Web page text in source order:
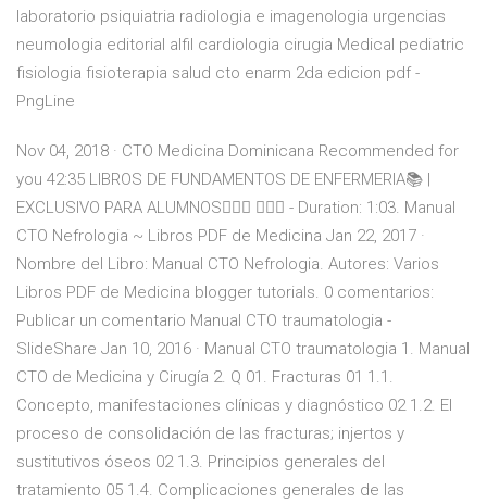
laboratorio psiquiatria radiologia e imagenologia urgencias
neumologia editorial alfil cardiologia cirugia Medical pediatric
fisiologia fisioterapia salud cto enarm 2da edicion pdf -
PngLine
Nov 04, 2018 · CTO Medicina Dominicana Recommended for
you 42:35 LIBROS DE FUNDAMENTOS DE ENFERMERIA📚 |
EXCLUSIVO PARA ALUMNOS👩🏻‍⚕️ 👨🏻‍⚕️ - Duration: 1:03. Manual
CTO Nefrologia ~ Libros PDF de Medicina Jan 22, 2017 ·
Nombre del Libro: Manual CTO Nefrologia. Autores: Varios
Libros PDF de Medicina blogger tutorials. 0 comentarios:
Publicar un comentario Manual CTO traumatologia -
SlideShare Jan 10, 2016 · Manual CTO traumatologia 1. Manual
CTO de Medicina y Cirugía 2. Q 01. Fracturas 01 1.1.
Concepto, manifestaciones clínicas y diagnóstico 02 1.2. El
proceso de consolidación de las fracturas; injertos y
sustitutivos óseos 02 1.3. Principios generales del
tratamiento 05 1.4. Complicaciones generales de las